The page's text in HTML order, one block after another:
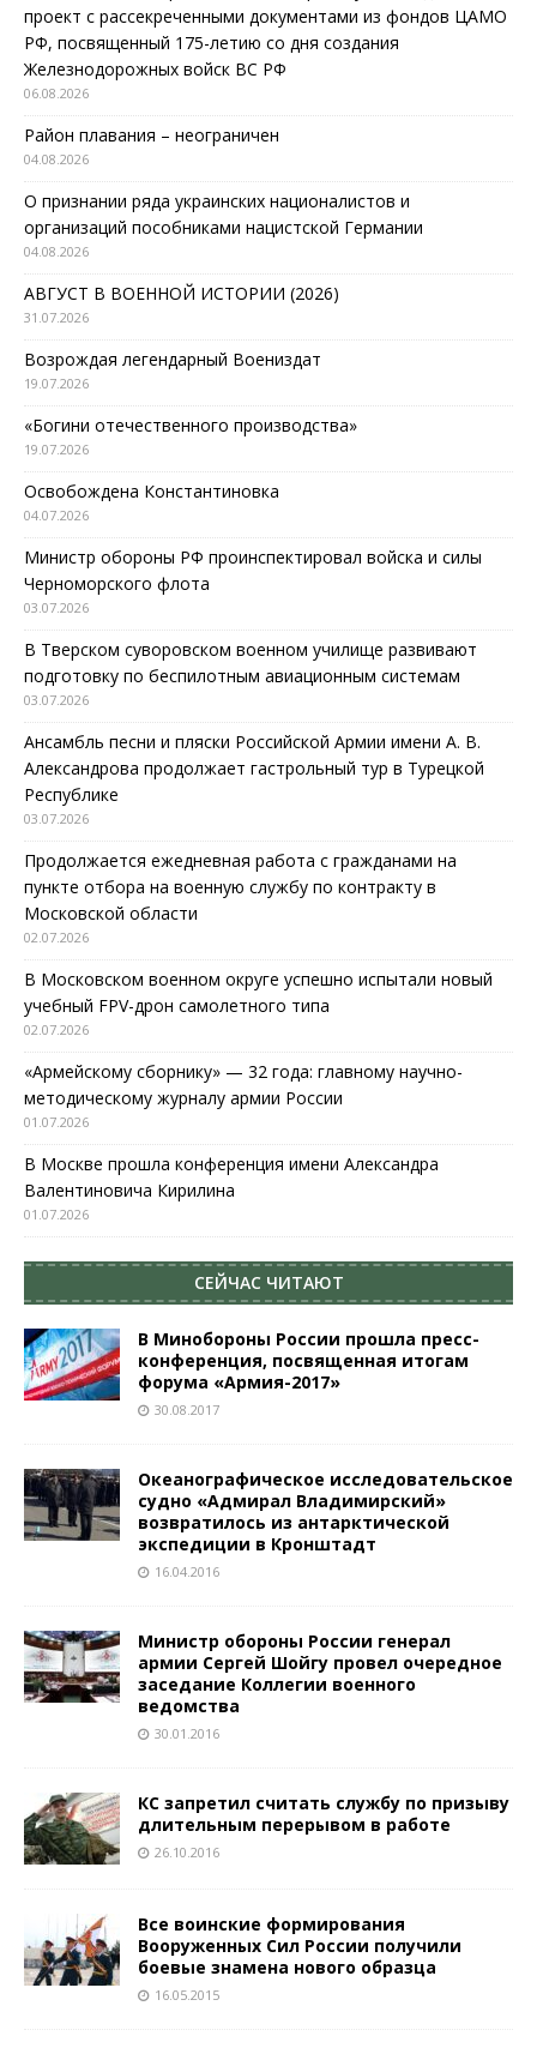
проект с рассекреченными документами из фондов ЦАМО
РФ, посвященный 175-летию со дня создания
Железнодорожных войск ВС РФ
06.08.2026
Район плавания – неограничен
04.08.2026
О признании ряда украинских националистов и
организаций пособниками нацистской Германии
04.08.2026
АВГУСТ В ВОЕННОЙ ИСТОРИИ (2026)
31.07.2026
Возрождая легендарный Воениздат
19.07.2026
«Богини отечественного производства»
19.07.2026
Освобождена Константиновка
04.07.2026
Министр обороны РФ проинспектировал войска и силы
Черноморского флота
03.07.2026
В Тверском суворовском военном училище развивают
подготовку по беспилотным авиационным системам
03.07.2026
Ансамбль песни и пляски Российской Армии имени А. В.
Александрова продолжает гастрольный тур в Турецкой
Республике
03.07.2026
Продолжается ежедневная работа с гражданами на
пункте отбора на военную службу по контракту в
Московской области
02.07.2026
В Московском военном округе успешно испытали новый
учебный FPV-дрон самолетного типа
02.07.2026
«Армейскому сборнику» — 32 года: главному научно-
методическому журналу армии России
01.07.2026
В Москве прошла конференция имени Александра
Валентиновича Кирилина
01.07.2026
СЕЙЧАС ЧИТАЮТ
В Минобороны России прошла пресс-
конференция, посвященная итогам
форума «Армия-2017»
30.08.2017
Океанографическое исследовательское
судно «Адмирал Владимирский»
возвратилось из антарктической
экспедиции в Кронштадт
16.04.2016
Министр обороны России генерал
армии Сергей Шойгу провел очередное
заседание Коллегии военного
ведомства
30.01.2016
КС запретил считать службу по призыву
длительным перерывом в работе
26.10.2016
Все воинские формирования
Вооруженных Сил России получили
боевые знамена нового образца
16.05.2015